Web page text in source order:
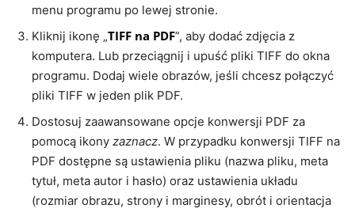
menu programu po lewej stronie.
Kliknij ikonę „TIFF na PDF”, aby dodać zdjęcia z
komputera. Lub przeciągnij i upuść pliki TIFF do okna
programu. Dodaj wiele obrazów, jeśli chcesz połączyć
pliki TIFF w jeden plik PDF.
Dostosuj zaawansowane opcje konwersji PDF za
pomocą ikony zaznacz. W przypadku konwersji TIFF na
PDF dostępne są ustawienia pliku (nazwa pliku, meta
tytuł, meta autor i hasło) oraz ustawienia układu
(rozmiar obrazu, strony i marginesy, obrót i orientacja